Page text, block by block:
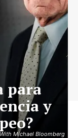
Michael Bloomberg
para
y